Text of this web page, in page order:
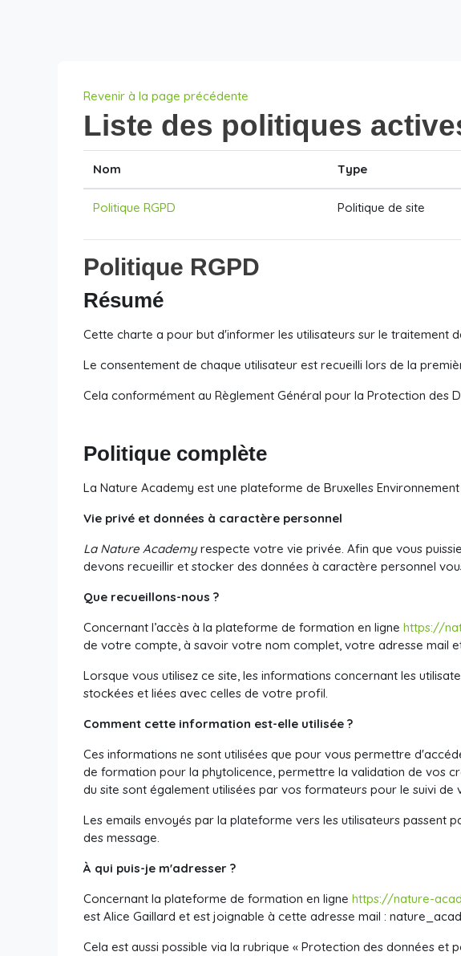
Revenir à la page précédente
Liste des politiques
Nom Type
Politique RGPD Politique de site
Politique RGPD
Résumé
Cette charte a pour but d'informer les utilisateurs sur le traitement
Le consentement de chaque utilisateur est recueilli lors de la
Cela conformément au Règlement Général pour la Protection des
Politique complète
La Nature Academy est une plateforme de Bruxelles
Vie privé et données à caractère personnel
La Nature Academyrespecte votre vie privée. Afin que vous
devons recueillir et stocker des données à caractère personnel
Que recueillons-nous ?
Concernant l’accès à la plateforme de formation en ligne https://
de votre compte, à savoir votre nom complet, votre adresse mail
Lorsque vous utilisez ce site, les informations concernant les
stockées et liées avec celles de votre profil.
Comment cette information est-elle utilisée ?
Ces informations ne sont utilisées que pour vous permettre
de formation pour la phytolicence, permettre la validation de vos
du site sont également utilisées par vos formateurs pour le suivi de
Les emails envoyés par la plateforme vers les utilisateurs passent
des message.
À qui puis-je m'adresser ?
Concernant la plateforme de formation en ligne https://nature-
est Alice Gaillard et est joignable à cette adresse mail :
Cela est aussi possible via la rubrique « Protection des données et